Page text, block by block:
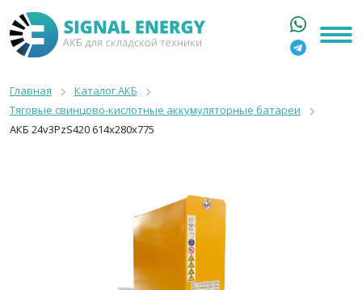
КАТАЛОГ
АРЕНДА АКБ
О КОМПАНИИ
+7 916 316 3333
8 800 550 44 77
Москва, Бакунинская, 69с1
9:00 - 19:00 пн-пт
Главная
Каталог АКБ
Тяговые свинцово-кислотные аккумуляторные батареи
АКБ 24v3PzS420 614x280x775